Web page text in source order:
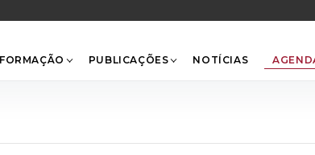
FORMAÇÃO PUBLICAÇÕES NOTÍCIAS
Top